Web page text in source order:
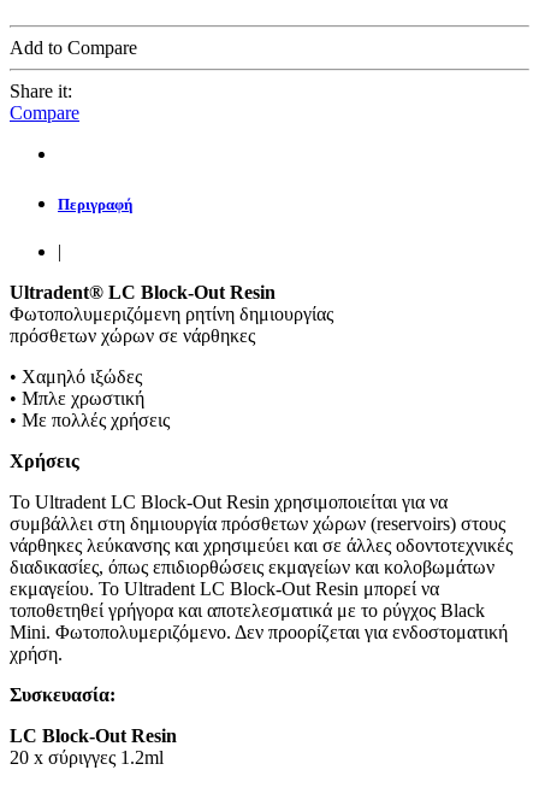
Add to Compare
Share it:
Compare
Περιγραφή
|
Ultradent® LC Block-Out Resin
Φωτοπολυμεριζόμενη ρητίνη δημιουργίας
πρόσθετων χώρων σε νάρθηκες
• Χαμηλό ιξώδες
• Μπλε χρωστική
• Με πολλές χρήσεις
Χρήσεις
Το Ultradent LC Block-Out Resin χρησιμοποιείται για να
συμβάλλει στη δημιουργία πρόσθετων χώρων (reservoirs) στους
νάρθηκες λεύκανσης και χρησιμεύει και σε άλλες οδοντοτεχνικές
διαδικασίες, όπως επιδιορθώσεις εκμαγείων και κολοβωμάτων
εκμαγείου. Το Ultradent LC Block-Out Resin μπορεί να
τοποθετηθεί γρήγορα και αποτελεσματικά με το ρύγχος Black
Mini. Φωτοπολυμεριζόμενο. Δεν προορίζεται για ενδοστοματική
χρήση.
Συσκευασία:
LC Block-Out Resin
20 x σύριγγες 1.2ml